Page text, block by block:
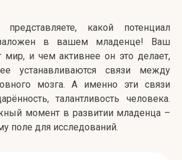
какой потенциал
заложен в вашем младенце! Ваш
и чем активнее он это делает,
устанавливаются связи между
мозга. А именно эти связи
талантливость человека.
момент в развитии младенца –
поле для исследований.